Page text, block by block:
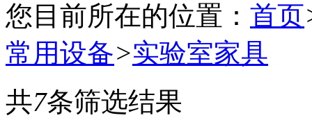
您目前所在的位置： 首页
常用设备>实验室家具
共7条筛选结果